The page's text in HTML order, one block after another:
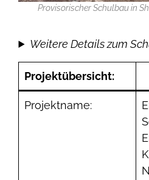
Provisorischer Schulbau in
Weitere Details zum
Projektübersicht:
Projektname: